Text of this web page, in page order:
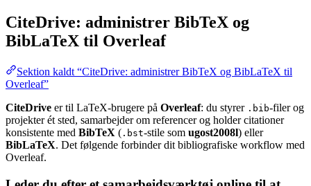
CiteDrive: administrer BibTeX og
BibLaTeX til Overleaf
Sektion kaldt “CiteDrive: administrer BibTeX og BibLaTeX til
Overleaf”
CiteDrive er til LaTeX-brugere på Overleaf: du styrer .bib-filer og
projekter ét sted, samarbejder om referencer og holder citationer
konsistente med BibTeX ( .bst-stile som ugost2008l) eller
BibLaTeX. Det følgende forbinder dit bibliografiske workflow med
Overleaf.